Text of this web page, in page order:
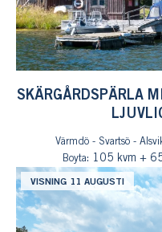
SKÄRGÅRDSPÄRLA
Värmdö - Svartsö -
Boyta: 105 kvm +
VISNING 11 AUGUSTI